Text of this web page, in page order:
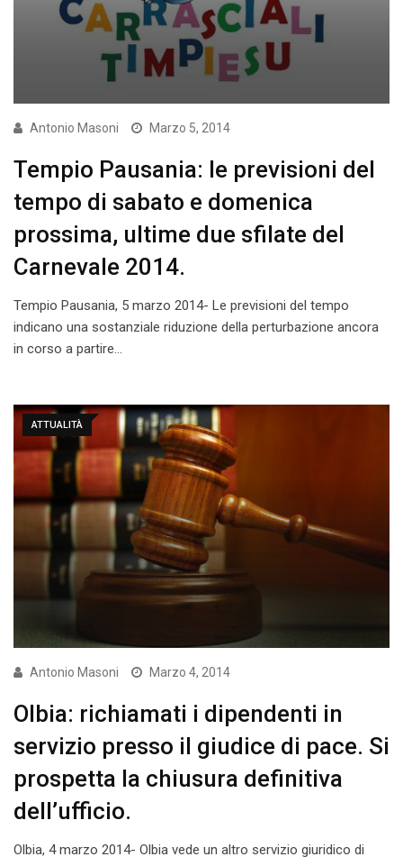
Antonio Masoni Marzo 5, 2014
Tempio Pausania: le previsioni del
tempo di sabato e domenica
prossima, ultime due sfilate del
Carnevale 2014.
Tempio Pausania, 5 marzo 2014- Le previsioni del tempo
indicano una sostanziale riduzione della perturbazione ancora
in corso a partire…
ATTUALITÀ
Antonio Masoni Marzo 4, 2014
Olbia: richiamati i dipendenti in
servizio presso il giudice di pace. Si
prospetta la chiusura definitiva
dell’ufficio.
Olbia, 4 marzo 2014- Olbia vede un altro servizio giuridico di